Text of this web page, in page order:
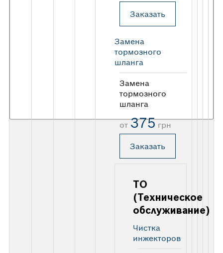
Заказать
Замена
тормозного
шланга
Замена
тормозного
шланга
от 375 грн
Заказать
ТО
(Техническое
обслуживание)
Чистка
инжекторов